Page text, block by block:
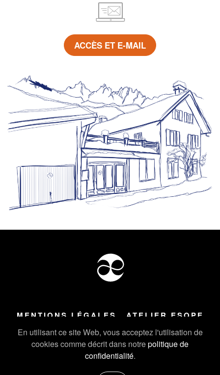
En utilisant ce site Web, vous acceptez l'utilisation de
cookies comme décrit dans notrepolitique de
confidentialité.
ACCÈS ET E-MAIL
MENTIONS LÉGALES ATELIER ESOPE